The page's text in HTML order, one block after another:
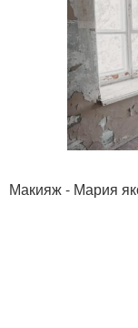
Макияж - Мария